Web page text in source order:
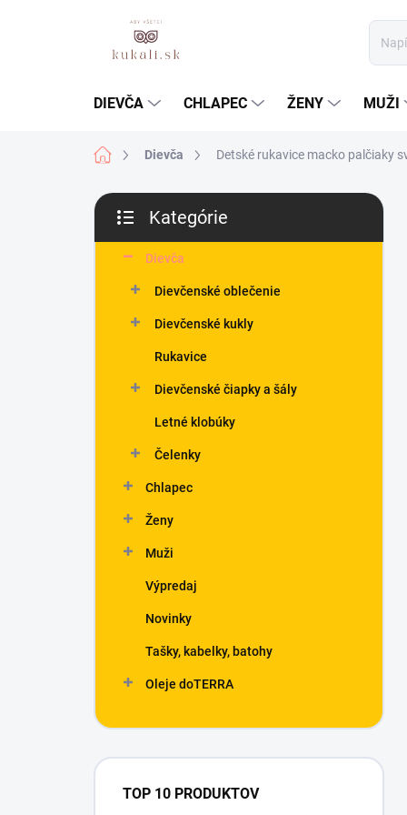
DIEVČA CHLAPEC ŽENY MUŽI
DomovDievča Detské rukavice macko palčiaky
B
č
kategórie
Kategórie
Dievča
Dievčenské oblečenie
Dievčenské kukly
Rukavice
Dievčenské čiapky a šály
Letné klobúky
Čelenky
Chlapec
Ženy
Muži
Výpredaj
Novinky
Tašky, kabelky, batohy
Oleje doTERRA
TOP 10 PRODUKTOV